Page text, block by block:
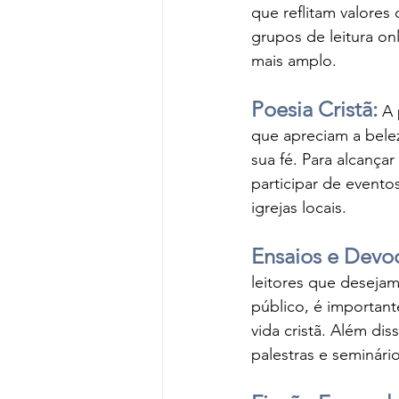
que reflitam
grupos de leitura
mais amplo.
Poesia Cristã: A
que apreciam a
sua fé. Para
participar de
igrejas locais.
Ensaios e
leitores que
público, é
vida cristã. Além
palestras e